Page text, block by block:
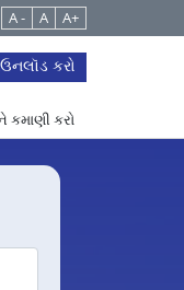
A - A A+
કરો
કમાણી કરો